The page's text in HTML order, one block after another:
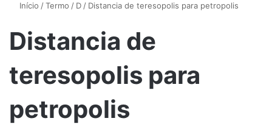
Início /Termo / D / Distancia de teresopolis para petropolis
Distancia de
teresopolis para
petropolis